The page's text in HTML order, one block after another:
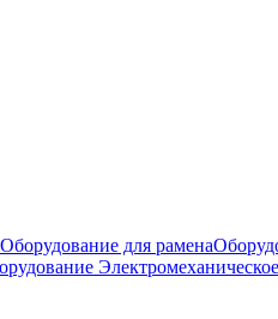
Оборудование для рамена